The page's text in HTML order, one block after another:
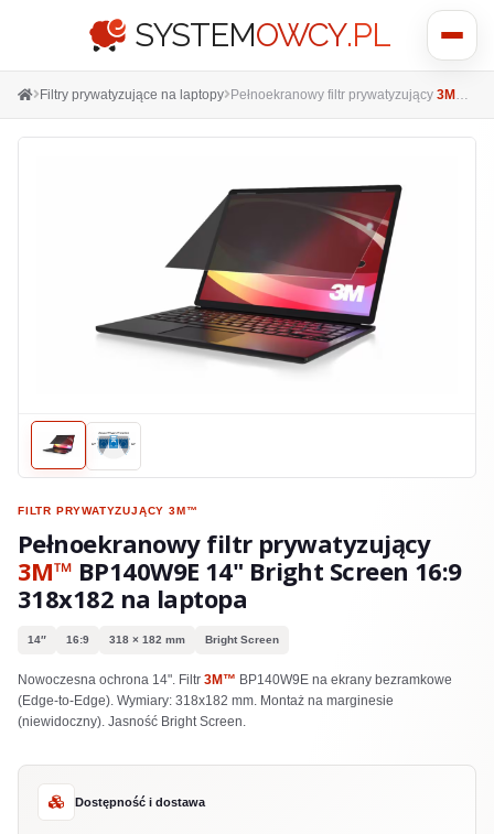
Pokaż
menu
SYSTEMOWCY.PL
Filtry prywatyzujące na laptopy Pełnoekranowy filtr prywatyzujący 3M™
FILTR PRYWATYZUJĄCY3M™
Pełnoekranowy filtr prywatyzujący
3M™ BP140W9E 14" Bright Screen 16:9
318x182 na laptopa
14″ 16:9 318 × 182 mm Bright Screen
Nowoczesna ochrona 14". Filtr 3M™ BP140W9E na ekrany bezramkowe
(Edge-to-Edge). Wymiary: 318x182 mm. Montaż na marginesie
(niewidoczny). Jasność Bright Screen.
Dostępność i dostawa